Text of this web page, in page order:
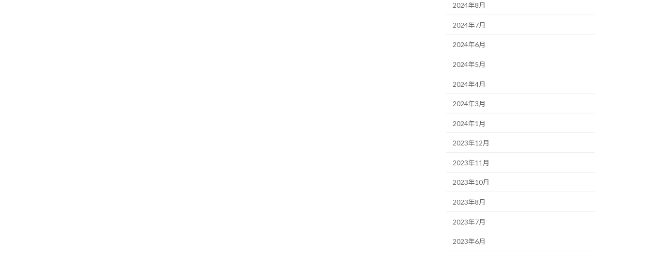
2024年8月
2024年7月
2024年6月
2024年5月
2024年4月
2024年3月
2024年1月
2023年12月
2023年11月
2023年10月
2023年8月
2023年7月
2023年6月